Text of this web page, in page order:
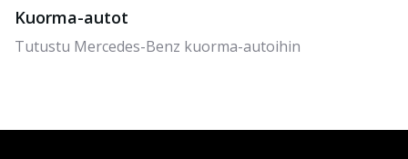
Kuorma-autot
Tutustu Mercedes-Benz kuorma-autoihin